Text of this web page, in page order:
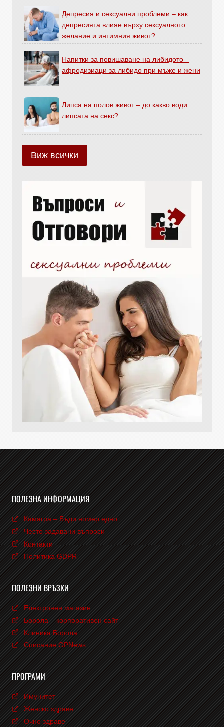
Депресия и сексуални проблеми – как
депресията влияе върху сексуалното
желание и интимния живот?
Напитки за повишаване на либидото –
афродизиаци за либидо при мъже и жени
Липса на полов живот – до какво води
липсата на секс?
Виж всички
ПОЛЕЗНА ИНФОРМАЦИЯ
Камагра – Бъди номер едно
Често задавани въпроси
Контакти
Политика GDPR
ПОЛЕЗНИ ВРЪЗКИ
Електронен магазин
Борола – корпоративен сайт
Клиника Борола
Списание GPNews
ПРОГРАМИ
Имунитет
Женско здраве
Очно здраве